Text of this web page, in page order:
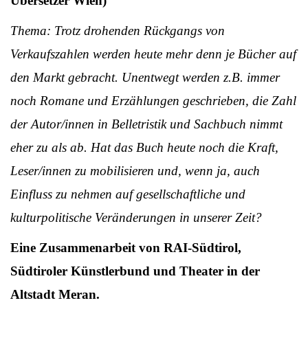
Thema: Trotz drohenden Rückgangs von
Verkaufszahlen werden heute mehr denn je Bücher auf
den Markt gebracht. Unentwegt werden z.B. immer
noch Romane und Erzählungen geschrieben, die Zahl
der Autor/innen in Belletristik und Sachbuch nimmt
eher zu als ab. Hat das Buch heute noch die Kraft,
Leser/innen zu mobilisieren und, wenn ja, auch
Einfluss zu nehmen auf gesellschaftliche und
kulturpolitische Veränderungen in unserer Zeit?
Eine Zusammenarbeit von RAI-Südtirol,
Südtiroler Künstlerbund und Theater in der
Altstadt Meran.